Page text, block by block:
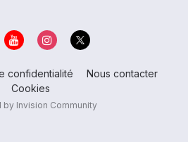
confidentialité
Nous contacter
Cookies
by Invision Community